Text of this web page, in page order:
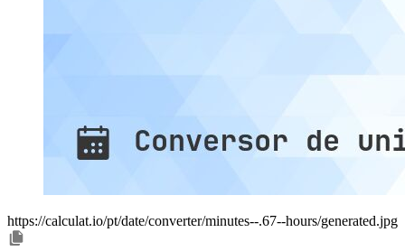
https://calculat.io/pt/date/converter/minutes--.67--hours/generated.jpg